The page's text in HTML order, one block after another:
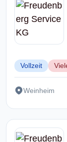
Vollzeit
Weinheim